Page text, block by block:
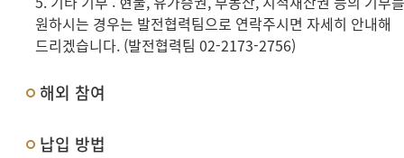
원하시는 경우는 발전협력팀으로 연락주시면 자세히 안내해
드리겠습니다. (발전협력팀 02-2173-2756)
해외 참여
납입 방법